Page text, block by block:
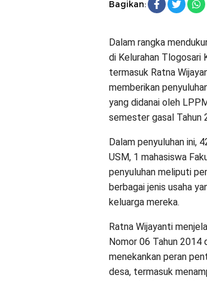
Bagikan:
Dalam rangka
di Kelurahan Tlogosari
termasuk Ratna
memberikan
yang didanai oleh
semester gasal Tahun
Dalam penyuluhan ini,
USM, 1 mahasiswa
penyuluhan meliputi
berbagai jenis usaha
keluarga mereka.
Ratna Wijayanti
Nomor 06 Tahun 2014
menekankan peran
desa, termasuk